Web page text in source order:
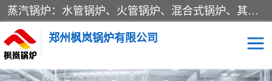
蒸汽锅炉：水管锅炉、火管锅炉、混合式锅炉、其他蒸汽锅炉； 热水锅炉：家用型集中供暖用热水锅炉、其他热水锅炉； 有机热载体锅炉； 船用蒸汽锅炉； （锅炉用辅助设备及装置）蒸汽冷凝器：表面冷凝器、混合式冷凝器、空冷式冷凝器、其他蒸汽冷凝器； 锅炉用辅助设备：节热器、蒸汽收集器、蓄能器、烟垢清除器、气体回收器、泥渣刮除器、空气预热器、其他锅炉用辅助设备；
郑州枫岚锅炉有限公司